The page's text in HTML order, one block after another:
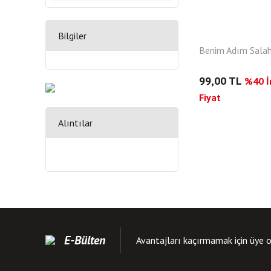
Bilgiler
Alıntılar
Benim Adım Salah
99,00 TL %40
Fiyat
E-Bülten Avantajları kaçırmamak için üye